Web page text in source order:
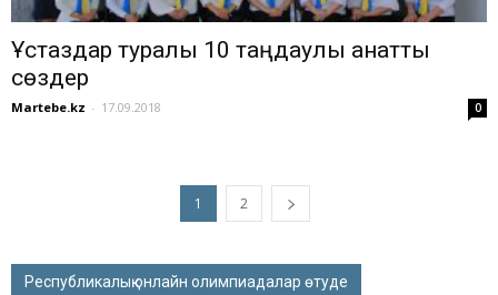
Ұстаздар туралы 10 таңдаулы қанатты
сөздер
Martebe.kz - 17.09.2018 0
1 2
Республикалық онлайн олимпиадалар өтуде